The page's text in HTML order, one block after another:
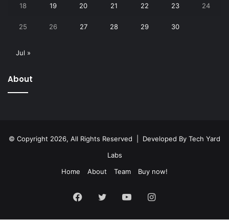
18 19 20 21 22 23 24
25 26 27 28 29 30
Jul »
About
© Copyright 2026, All Rights Reserved | Developed By Tech Yard
Labs
Home
About Team Buy now!
Facebook
Twitter YouTubeInstagram